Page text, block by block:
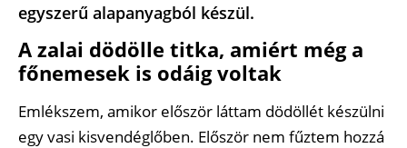
egyszerű alapanyagból készül.
A zalai dödölle titka, amiért még a
főnemesek is odáig voltak
Emlékszem, amikor először láttam dödöllét készülni
egy vasi kisvendéglőben. Először nem fűztem hozzá